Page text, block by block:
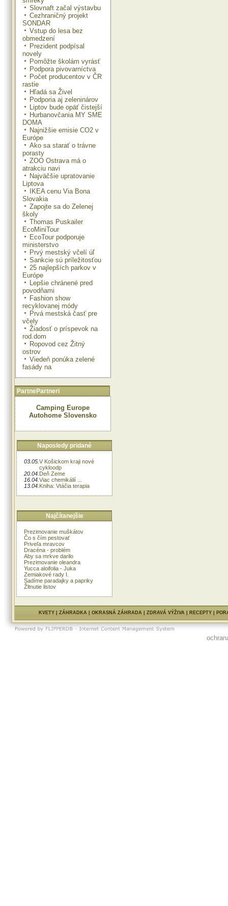
Slovnaft začal výstavbu
Cezhraničný projekt
SONDAR
Vstup do lesa bez
obmedzení
Prezident podpísal
novely
Pomôžte školám vyrásť
Podpora pivovarníctva
Počet producentov v ČR
rastie
Hľadá sa Živel
Podporia aj zeleninárov
Liptov bude opäť čistejší
Hurbanovčania MY SME
DOMA
Najnižšie emisie CO2 v
Európe
Ako sa starať o trávne
porasty
ZOO Ostrava má o
atrakciu navi
Najväčšie upratovanie
Liptova
IKEA cenu Via Bona
Slovakia
Zapojte sa do Zelenej
školy
Thomas Puskailer
EcoMiniTour
EcoTour podporuje
ministerstvo
Prvý mestský včelí úľ
Sankcie sú príležitosťou
25 najlepších parkov v
Európe
Lepšie chránené pred
povodňami
Fashion show
recyklovanej módy
Prvá mestská časť pre
včely
Žiadosť o príspevok na
rod.dom
Ropovod cez Žitný
ostrov
Viedeň ponúka zelené
fasády na
PartnePartneri
Camping Europe
Autohome Slovensko
Naposledy pridané
03.05. V Košickom kraji nové
cykloodp
20.04. Deň Zeme
16.04. Viac chemikálií ...
13.04. Kniha: Vtáčia terapia
Najčítanejšie
Prezimovanie muškátov
Čo s čím pestovať
Priveľa mravcov
Dracéna - problém
Aby sa mrkve darilo
Prezimovanie oleandra
Yucca aloifolia - Juka
Zemiakové rady I.
Sadíme paradajky a papriky
Žltnutie listov
KVETY| ZÁHRADKA| OKRASNÁ ZÁHRADA| ZDRAVÁ VÝŽIVA| RECEPTY|